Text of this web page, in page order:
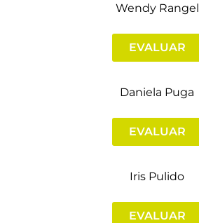
Wendy Rangel
EVALUAR
Daniela Puga
EVALUAR
Iris Pulido
EVALUAR